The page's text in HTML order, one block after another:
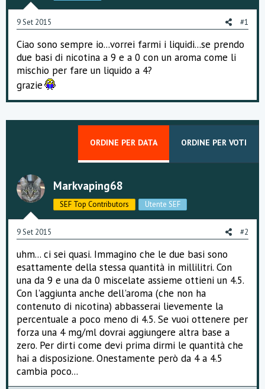
s
i
o
e
9 Set 2015 #1
Ciao sono sempre io...vorrei farmi i liquidi...se prendo
due basi di nicotina a 9 e a 0 con un aroma come li
mischio per fare un liquido a 4?
grazie
ORDINE PER DATA ORDINE PER VOTI
Markvaping68
SEF Top Contributors Utente SEF
9 Set 2015 #2
uhm... ci sei quasi. Immagino che le due basi sono
esattamente della stessa quantità in millilitri. Con
una da 9 e una da 0 miscelate assieme ottieni un 4.5.
Con l'aggiunta anche dell'aroma (che non ha
contenuto di nicotina) abbasserai lievemente la
percentuale a poco meno di 4.5. Se vuoi ottenere per
forza una 4 mg/ml dovrai aggiungere altra base a
zero. Per dirti come devi prima dirmi le quantità che
hai a disposizione. Onestamente però da 4 a 4.5
cambia poco...